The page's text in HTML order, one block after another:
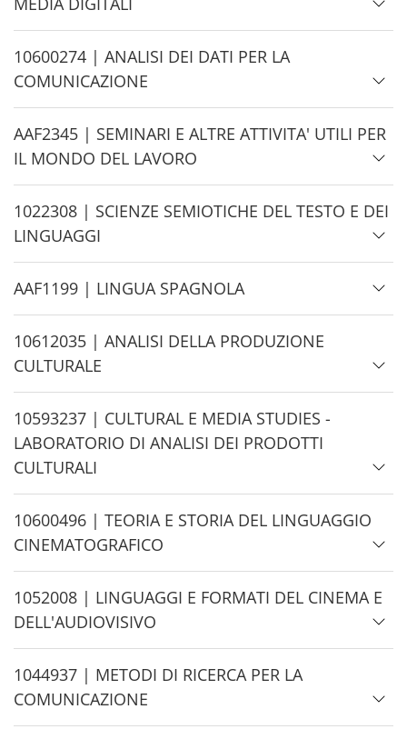
d
e
H
i
d
e
10600274 | ANALISI DEI DATI PER LA
COMUNICAZIONE
H
i
d
e
AAF2345 | SEMINARI E ALTRE ATTIVITA' UTILI PER
IL MONDO DEL LAVORO
H
i
d
e
1022308 | SCIENZE SEMIOTICHE DEL TESTO E DEI
LINGUAGGI
H
i
d
e
AAF1199 | LINGUA SPAGNOLA
H
i
d
e
10612035 | ANALISI DELLA PRODUZIONE
CULTURALE
H
i
d
e
10593237 | CULTURAL E MEDIA STUDIES -
LABORATORIO DI ANALISI DEI PRODOTTI
CULTURALI
H
i
d
e
10600496 | TEORIA E STORIA DEL LINGUAGGIO
CINEMATOGRAFICO
H
i
d
e
1052008 | LINGUAGGI E FORMATI DEL CINEMA E
DELL'AUDIOVISIVO
H
i
d
1044937 | METODI DI RICERCA PER LA
COMUNICAZIONE